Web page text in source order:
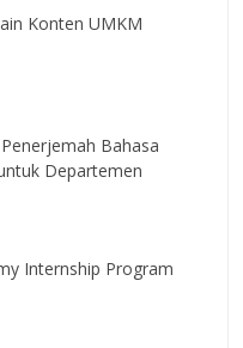
Konten UMKM
Bahasa
Departemen
Internship Program